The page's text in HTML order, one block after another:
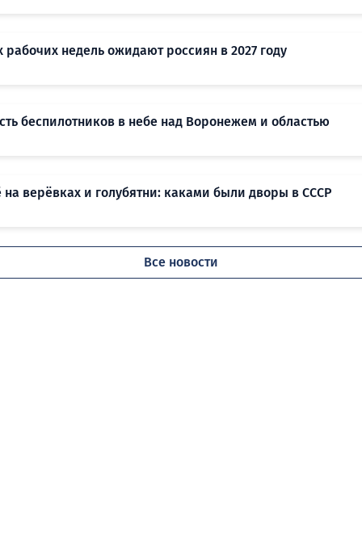
рабочих недель ожидают россиян в 2027 году
беспилотников в небе над Воронежем и областью
верёвках и голубятни: каками были дворы в СССР
Все новости